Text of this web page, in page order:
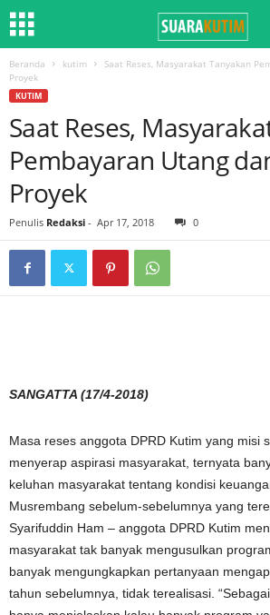
Beranda kutim
Saat Reses, Masyarakat Tanyakan
Proyek
KUTIM
Saat Reses,
Pembayaran Utang
Proyek
Penulis Redaksi - Apr 17, 2018 0
SANGATTA (17/4-2018)
Masa reses anggota DPRD Kutim yang misi
menyerap aspirasi masyarakat, ternyata
keluhan masyarakat tentang kondisi
Musrembang sebelum-sebelumnya yang
Syarifuddin Ham – anggota DPRD Kutim
masyarakat tak banyak mengusulkan
banyak mengungkapkan pertanyaan
tahun sebelumnya, tidak terealisasi.